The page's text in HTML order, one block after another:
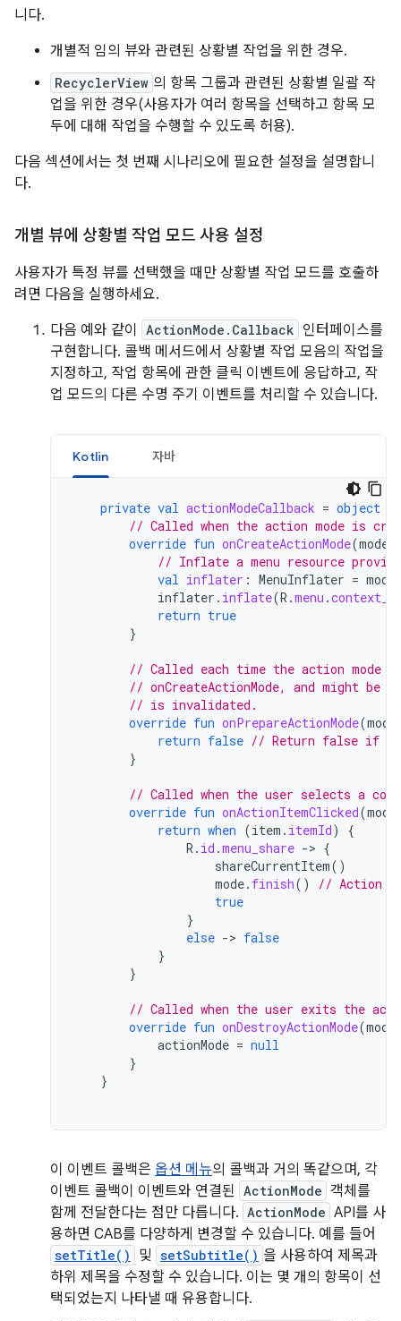
니다.
개별적 임의 뷰와 관련된 상황별 작업을 위한 경우.
RecyclerView 의 항목 그룹과 관련된 상황별 일괄 작
업을 위한 경우(사용자가 여러 항목을 선택하고 항목 모
두에 대해 작업을 수행할 수 있도록 허용).
다음 섹션에서는 첫 번째 시나리오에 필요한 설정을 설명합니
다.
개별 뷰에 상황별 작업 모드 사용 설정
사용자가 특정 뷰를 선택했을 때만 상황별 작업 모드를 호출하
려면 다음을 실행하세요.
다음 예와 같이
ActionMode.Callback 인터페이스를
구현합니다. 콜백 메서드에서 상황별 작업 모음의 작업을
지정하고, 작업 항목에 관한 클릭 이벤트에 응답하고, 작
업 모드의 다른 수명 주기 이벤트를 처리할 수 있습니다.
Kotlin 자바
private val actionModeCallback = object
// Called when the action mode is
override fun onCreateActionMode(mode
// Inflate a menu resource
val inflater : MenuInflater = mode
inflater . inflate(R .menu .
return true
}
// Called each time the action mode
// onCreateActionMode, and might
// is invalidated.
override fun onPrepareActionMode(mode
return false // Return false if
}
// Called when the user selects a
override fun onActionItemClicked(mode
return when (item . itemId)
{
R . id .menu_share -> {
shareCurrentItem()
mode. finish()
// Action
true
}
else -> false
}
}
// Called when the user exits the
override fun onDestroyActionMode(mode
actionMode = null
}
}
이 이벤트 콜백은 옵션 메뉴의 콜백과 거의 똑같으며, 각
이벤트 콜백이 이벤트와 연결된 ActionMode 객체를
함께 전달한다는 점만 다릅니다. ActionMode API를 사
용하면 CAB를 다양하게 변경할 수 있습니다. 예를 들어
setTitle() 및 setSubtitle() 을 사용하여 제목과
하위 제목을 수정할 수 있습니다. 이는 몇 개의 항목이 선
택되었는지 나타낼 때 유용합니다.